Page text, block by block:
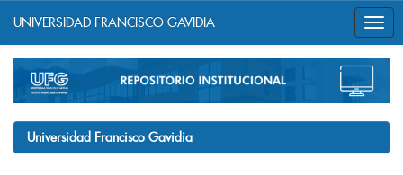
navigation
UNIVERSIDAD FRANCISCO GAVIDIA
Universidad Francisco Gavidia